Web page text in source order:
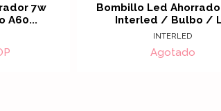
7w
A60...
Bombillo Led
Interled / Bulbo /
INTERLED
Agotado